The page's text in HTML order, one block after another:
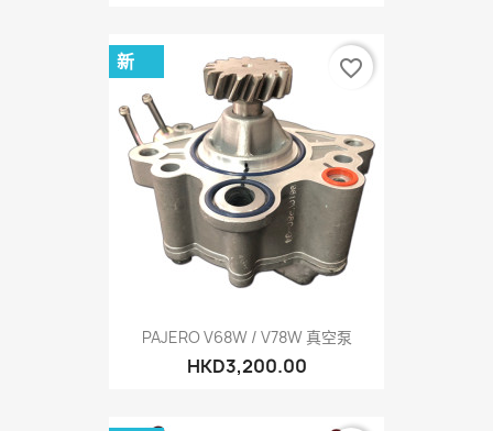
PAJERO V68W / V78W 真空泵
HKD3,200.00
新 favorite_border